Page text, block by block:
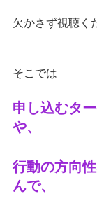
欠かさず視聴く
そこでは
申し込むタ
や、
行動の方向
んで、